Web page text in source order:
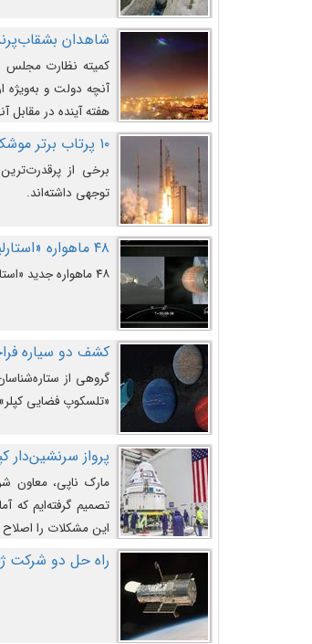
شاهدان
کمیته نظارت مجلس
آنچه دولت و به‌ویژه
هفته آینده در مقابل
۱۰ پرتاب برتر موشک آریان ۵ در تمام ادوار
برخی از
توجهی داشته‌اند.
۴۸ ماهواره «استارلینک» به مدار زمین پرتاب شدند
۴۸ ماهواره جدید «استارلینک» در جدیدترین پرتاب شرکت «اسپیس‌ایکس» به مدار زمین رفتند.
کشف دو سیاره
گروهی از
«تلسکوپ فضایی
پرواز سرنشین‌دار
مارک ناپی، معاون
تصمیم گرفته‌ایم که
این مشکلات را اصلاح
راه حل دو شرکت